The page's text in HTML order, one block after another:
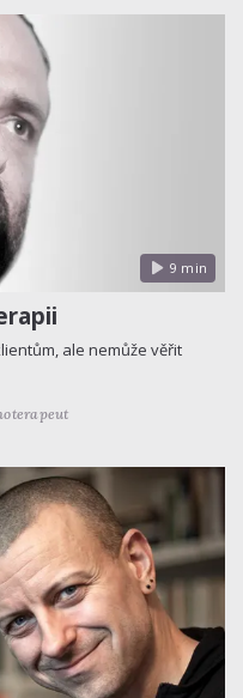
9 min
ale nemůže věřit